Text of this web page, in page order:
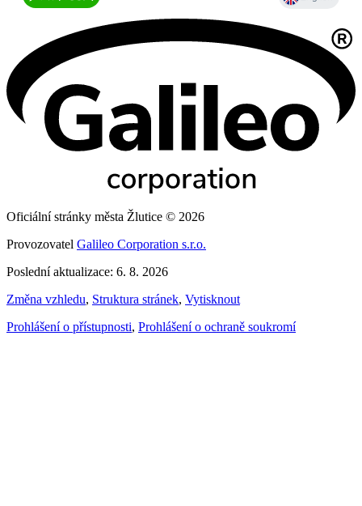
Oficiální stránky města Žlutice © 2026
Provozovatel Galileo Corporation s.r.o.
Poslední aktualizace: 6. 8. 2026
Změna vzhledu, Struktura stránek, Vytisknout
Prohlášení o přístupnosti, Prohlášení o ochraně soukromí